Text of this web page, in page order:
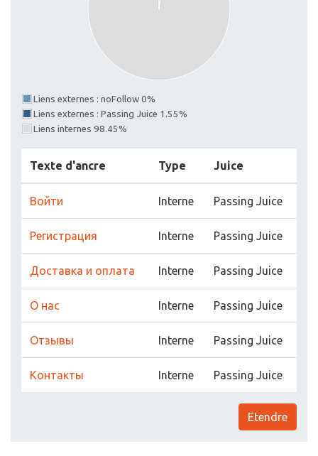
Liens externes : noFollow 0%
Liens externes : Passing Juice 1.55%
Liens internes 98.45%
Texte d'ancre Type Juice
Войти Interne Passing Juice
Регистрация Interne Passing Juice
Доставка и оплата Interne Passing Juice
О нас Interne Passing Juice
Отзывы Interne Passing Juice
Контакты Interne Passing Juice
Etendre